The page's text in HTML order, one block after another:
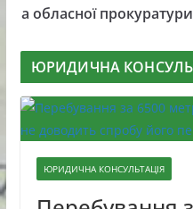
а обласної
ЮРИДИЧНА
ЮРИДИЧНА КОНСУЛЬТАЦІЯ